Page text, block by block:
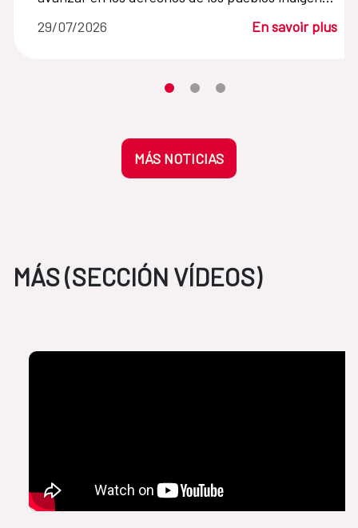
29/07/2026 En savoir plus
Desplaza el carrusel hasta su
Desplaza el carrusel hasta su
Desplaza el carrusel
MÁS NOTICIAS
MÁS (SECCIÓN VÍDEOS)